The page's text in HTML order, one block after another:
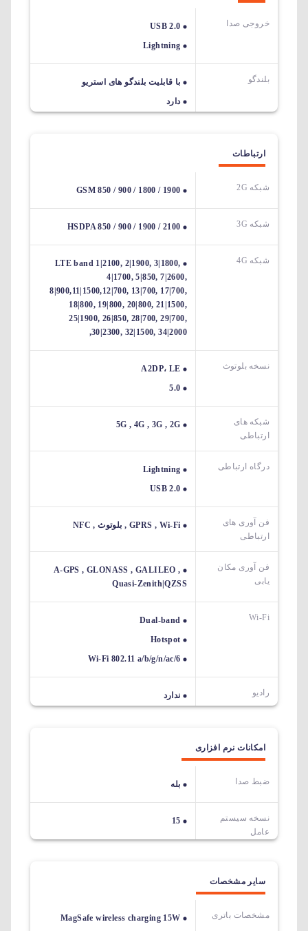
خروجی صدا
USB 2.0
Lightning
بلندگو
با قابلیت بلندگو های استریو
دارد
ارتباطات
شبکه 2G GSM 850 / 900 / 1800 / 1900
شبکه 3G HSDPA 850 / 900 / 1900 / 2100
شبکه 4G
LTE band 1|2100, 2|1900, 3|1800,
4|1700, 5|850, 7|2600,
8|900,11|1500,12|700, 13|700, 17|700,
18|800, 19|800, 20|800, 21|1500,
25|1900, 26|850, 28|700, 29|700,
30|2300, 32|1500, 34|2000,
نسخه بلوتوث
A2DP، LE
5.0
شبکه های
ارتباطی
5G , 4G , 3G , 2G
درگاه ارتباطی
Lightning
USB 2.0
فن آوری های
ارتباطی
GPRS , Wi-Fi , بلوتوث , NFC
فن آوری مکان
یابی
A-GPS , GLONASS , GALILEO ,
Quasi-Zenith|QZSS
Wi-Fi
Dual-band
Hotspot
Wi-Fi 802.11 a/b/g/n/ac/6
رادیو ندارد
امکانات نرم افزاری
ضبط صدا بله
نسخه سیستم
عامل
15
سایر مشخصات
مشخصات باتری
MagSafe wireless charging 15W